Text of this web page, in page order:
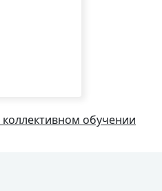
обучении